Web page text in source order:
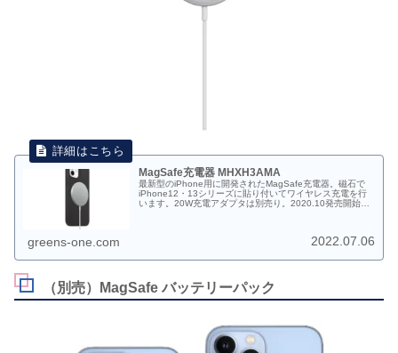
MagSafe充電器 MHXH3AMA
最新型のiPhone用に開発されたMagSafe充電器。磁石で
iPhone12・13シリーズに貼り付いてワイヤレス充電を行
います。20W充電アダプタは別売り。2020.10発売開始。
greens-one.com 2022.07.06
（別売）MagSafe バッテリーパック